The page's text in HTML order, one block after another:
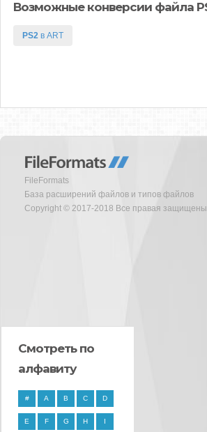
Возможные конверсии файла
PS2 в ART
FileFormats
База расширений файлов и типов файлов
Copyright © 2017-2018 Все правая защищены
Смотреть по
алфавиту
# A B C D
E F G H I